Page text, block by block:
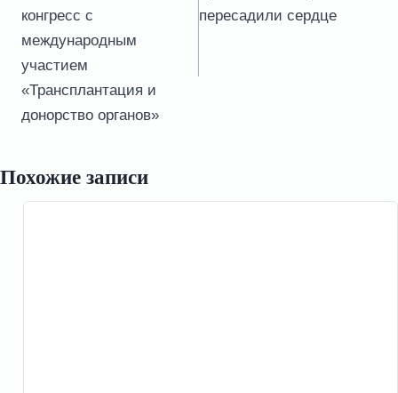
конгресс с
международным
участием
«Трансплантация и
донорство органов»
пересадили сердце
Похожие записи